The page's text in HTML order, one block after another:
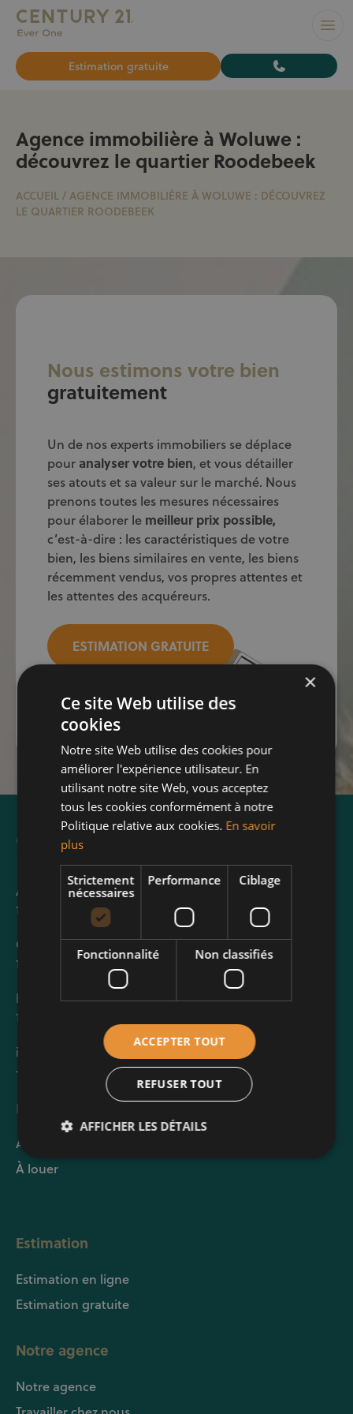
L’AGENCE N°1 À BRUXELLES pour vendre ou louer
Estimation gratuite
Agence immobilière à Woluwe :
découvrez le quartier Roodebeek
ACCUEIL / AGENCE IMMOBILIÈRE À WOLUWE : DÉCOUVREZ
LE QUARTIER ROODEBEEK
Nous estimons votre bien
gratuitement
Un de nos experts immobiliers se déplace
pour analyser votre bien, et vous détailler
ses atouts et sa valeur sur le marché. Nous
prenons toutes les mesures nécessaires
pour élaborer le meilleur prix possible,
c’est-à-dire : les caractéristiques de votre
bien, les biens similaires en vente, les biens
récemment vendus, vos propres attentes et
les attentes des acquéreurs.
ESTIMATION GRATUITE
Avenue Henri Conscience 74,
1140 Evere
Chaussée de Roodebeek, 230
1200 Woluwe-Saint-Lambert
Rue Henri Jacobs, 33
1030 Schaerbeek
info@century21everone.be
+32 (0) 2 241 21 21
Biens
À vendre
À louer
Estimation
Estimation en ligne
Estimation gratuite
Notre agence
Notre agence
×
Ce site Web utilise des
cookies
Notre site Web utilise des cookies pour
améliorer l'expérience utilisateur. En
utilisant notre site Web, vous acceptez
tous les cookies conformément à notre
Politique relative aux cookies. En savoir
plus
Strictement
nécessaires
Performance Ciblage
Fonctionnalité Non classifiés
ACCEPTER TOUT
REFUSER TOUT
AFFICHER LES DÉTAILS